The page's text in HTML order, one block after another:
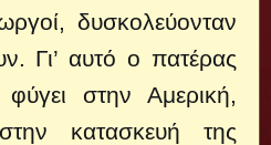
δυσκολεύονταν
Γι’ αυτό ο πατέρας
στην Αμερική,
κατασκευή της